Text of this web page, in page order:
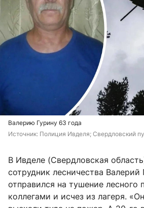
Валерию Гурину 63 года
Источник: Полиция Ивделя; Свердловский
В Ивделе (Свердловская
сотрудник лесничества Валерий
отправился на тушение лесного
коллегами и исчез из лагеря.